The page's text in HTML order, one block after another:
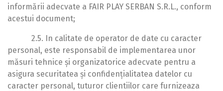
informării adecvate a FAIR PLAY SERBAN S.R.L., conform
acestui document;
2.5. In calitate de operator de date cu caracter
personal, este responsabil de implementarea unor
măsuri tehnice și organizatorice adecvate pentru a
asigura securitatea și confidențialitatea datelor cu
caracter personal, tuturor clientiilor care furnizeaza